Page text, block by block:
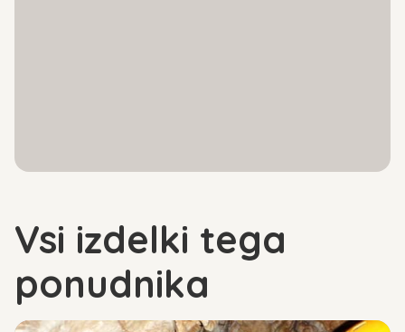
Vsi izdelki tega
ponudnika